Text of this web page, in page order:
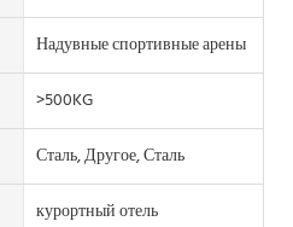
Надувные спортивные арены
>500KG
Сталь, Другое, Сталь
курортный отель